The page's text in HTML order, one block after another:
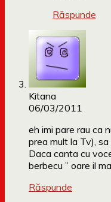
Răspunde
Kitana
06/03/2011
eh imi pare rau ca
prea mult la Tv),
Daca canta cu
berbecu ” oare il
Răspunde